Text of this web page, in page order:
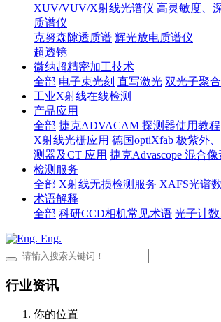
XUV/VUV/X射线光谱仪 高灵敏度、
质谱仪
克努森隙透质谱 辉光放电质谱仪
超透镜
微纳超精密加工技术
全部 电子束光刻 直写激光 双光子聚合
工业X射线在线检测
产品应用
全部 捷克ADVACAM 探测器使用教程
X射线光栅应用 德国optiXfab 极紫外
测器及CT 应用 捷克Advascope 混合
检测服务
全部 X射线无损检测服务 XAFS光谱
术语解释
全部 科研CCD相机常见术语 光子计
Eng.
行业资讯
你的位置